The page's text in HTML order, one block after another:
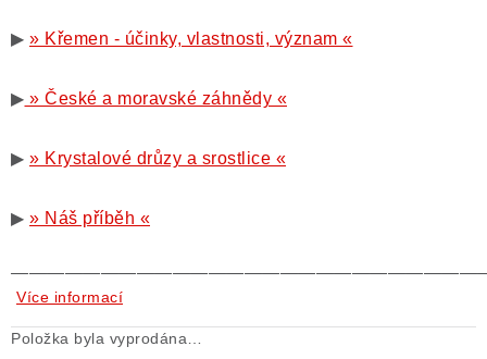
▶ » Křemen - účinky, vlastnosti, význam «
▶ » České a moravské záhnědy «
▶ » Krystalové drůzy a srostlice «
▶ » Náš příběh «
Více informací
Položka byla vyprodána…